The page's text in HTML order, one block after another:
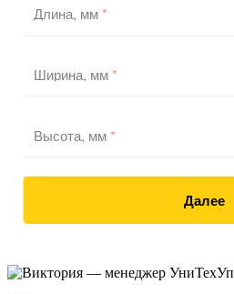
Длина, мм*
Ширина, мм*
Высота, мм*
Далее